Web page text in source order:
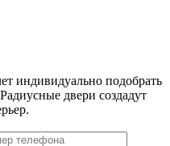
индивидуально подобрать
двери создадут